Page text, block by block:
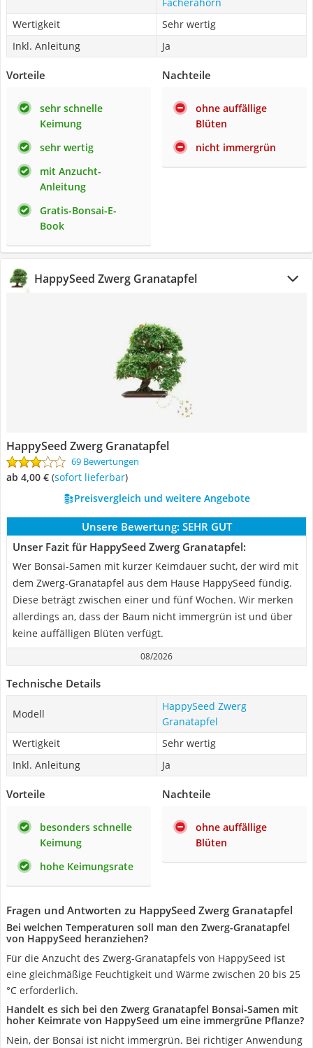
Wertigkeit
Sehr wertig
Inkl. Anleitung
Ja
Vorteile
sehr schnelle
Keimung
sehr wertig
mit Anzucht-
Anleitung
Gratis-Bonsai-E-
Book
Nachteile
ohne auffällige
Blüten
nicht immergrün
HappySeed Zwerg Granatapfel
HappySeed Zwerg Granatapfel
69 Bewertungen
ab 4,00 € ( Sofort lieferbar)
Preisvergleich und weitere Angebote
Unsere Bewertung: SEHR GUT
Unser Fazit für HappySeed Zwerg Granatapfel:
Wer Bonsai-Samen mit kurzer Keimdauer sucht, der wird mit
dem Zwerg-Granatapfel aus dem Hause HappySeed fündig.
Diese beträgt zwischen einer und fünf Wochen. Wir merken
allerdings an, dass der Baum nicht immergrün ist und über
keine auffälligen Blüten verfügt.
08/2026
Technische Details
Modell
HappySeed Zwerg
Granatapfel
Wertigkeit
Sehr wertig
Inkl. Anleitung
Ja
Vorteile
besonders schnelle
Keimung
hohe Keimungsrate
Nachteile
ohne auffällige
Blüten
Fragen und Antworten zu HappySeed Zwerg Granatapfel
Bei welchen Temperaturen soll man den Zwerg-Granatapfel
von HappySeed heranziehen?
Für die Anzucht des Zwerg-Granatapfels von HappySeed ist
eine gleichmäßige Feuchtigkeit und Wärme zwischen 20 bis 25
°C erforderlich.
Handelt es sich bei den Zwerg Granatapfel Bonsai-Samen mit
hoher Keimrate von HappySeed um eine immergrüne Pflanze?
Nein, der Bonsai ist nicht immergrün. Bei richtiger Anwendung